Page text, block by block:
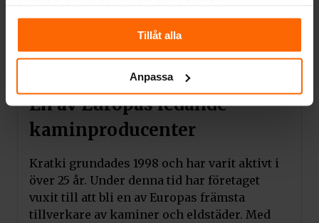
Tillåt alla
Anpassa
Elegant och bekvämt skjuthandtag.
En av Europas ledande
kaminproducenter
Kratki grundades 1998 och har varit aktivt i
över 25 år. Under denna tid har företaget
vuxit till att bli en av Europas främsta
tillverkare av kaminer och eldstäder. Med